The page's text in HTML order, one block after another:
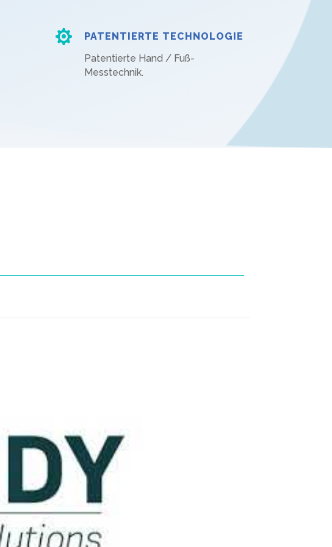

PATENTIERTE TECHNOLOGIE
Patentierte Hand / Fuß-
Messtechnik.